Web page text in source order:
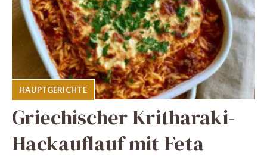
HAUPTGERICHTE
Griechischer Kritharaki-
Hackauflauf mit Feta